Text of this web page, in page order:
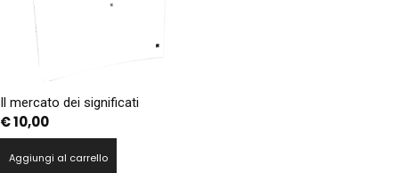
Il mercato dei significati
€10,00
Aggiungi al carrello